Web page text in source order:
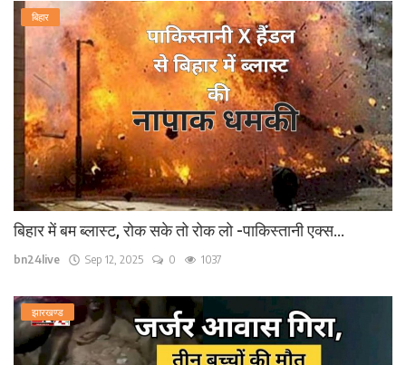
बिहार
बिहार में बम ब्लास्ट, रोक सके तो रोक लो -पाकिस्तानी एक्स...
bn24live Sep 12, 2025 0 1037
झारखण्ड